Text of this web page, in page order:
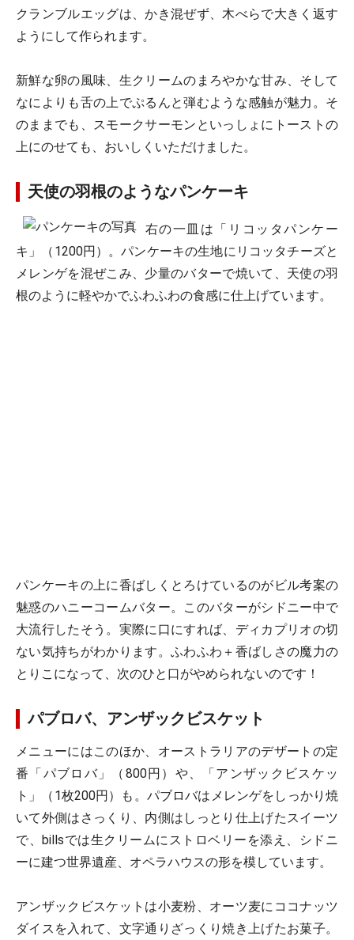
クランブルエッグは、かき混ぜず、木べらで大きく返す
ようにして作られます。
新鮮な卵の風味、生クリームのまろやかな甘み、そして
なによりも舌の上でぷるんと弾むような感触が魅力。そ
のままでも、スモークサーモンといっしょにトーストの
上にのせても、おいしくいただけました。
天使の羽根のようなパンケーキ
右の一皿は「リコッタパンケー
キ」（1200円）。パンケーキの生地にリコッタチーズと
メレンゲを混ぜこみ、少量のバターで焼いて、天使の羽
根のように軽やかでふわふわの食感に仕上げています。
パンケーキの上に香ばしくとろけているのがビル考案の
魅惑のハニーコームバター。このバターがシドニー中で
大流行したそう。実際に口にすれば、ディカプリオの切
ない気持ちがわかります。ふわふわ＋香ばしさの魔力の
とりこになって、次のひと口がやめられないのです！
パブロバ、アンザックビスケット
メニューにはこのほか、オーストラリアのデザートの定
番「パブロバ」（800円）や、「アンザックビスケッ
ト」（1枚200円）も。パブロバはメレンゲをしっかり焼
いて外側はさっくり、内側はしっとり仕上げたスイーツ
で、billsでは生クリームにストロベリーを添え、シドニ
ーに建つ世界遺産、オペラハウスの形を模しています。
アンザックビスケットは小麦粉、オーツ麦にココナッツ
ダイスを入れて、文字通りざっくり焼き上げたお菓子。